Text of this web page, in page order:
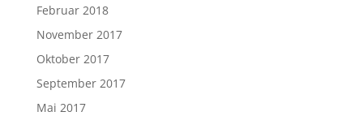
Februar 2018
November 2017
Oktober 2017
September 2017
Mai 2017